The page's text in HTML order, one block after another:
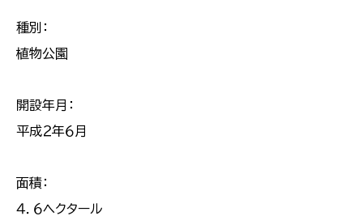
種別：
植物公園
開設年月：
平成２年６月
面積：
４．６ヘクタール